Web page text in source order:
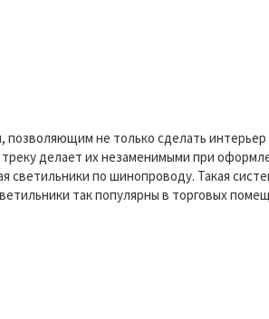
не только сделать интерьер
делает их незаменимыми при
по шинопроводу. Такая
так популярны в торговых